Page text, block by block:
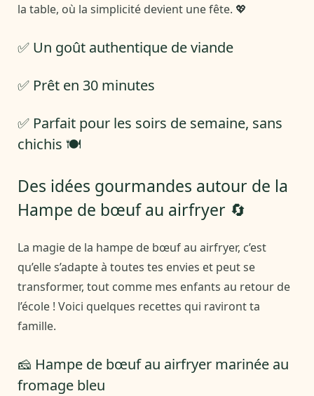
la table, où la simplicité devient une fête. 💖
✅ Un goût authentique de viande
✅ Prêt en 30 minutes
✅ Parfait pour les soirs de semaine, sans
chichis 🍽️
Des idées gourmandes autour de la
Hampe de bœuf au airfryer 🔄
La magie de la hampe de bœuf au airfryer, c’est
qu’elle s’adapte à toutes tes envies et peut se
transformer, tout comme mes enfants au retour de
l’école ! Voici quelques recettes qui raviront ta
famille.
🧀 Hampe de bœuf au airfryer marinée au
fromage bleu